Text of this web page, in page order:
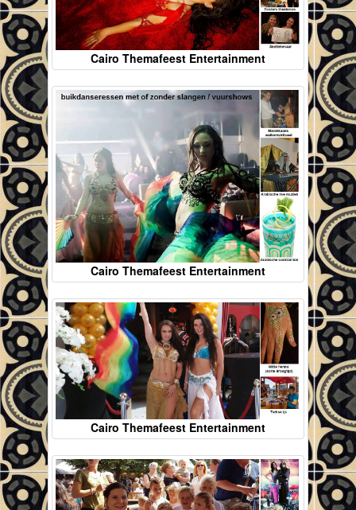
Cairo Themafeest Entertainment
Cairo Themafeest Entertainment
Cairo Themafeest Entertainment